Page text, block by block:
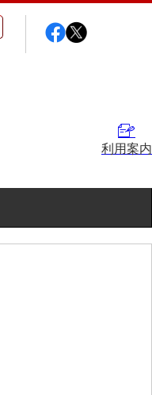
利用案内